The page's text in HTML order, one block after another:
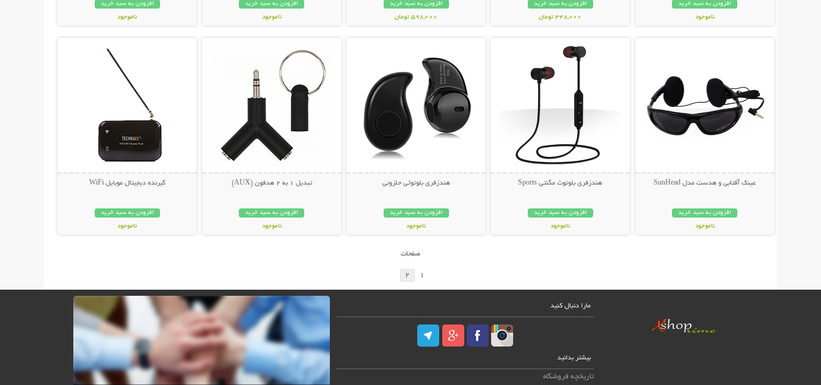
افزودن به سبد خرید
ناموجود
افزودن به سبد خرید
348,000 تومان
افزودن به سبد خرید
598,000 تومان
افزودن به سبد خرید
ناموجود
افزودن به سبد خرید
ناموجود
عینک آفتابی و هدست مدل SunHead
افزودن به سبد خرید
ناموجود
هندزفری بلوتوث مگنتی Sports
افزودن به سبد خرید
ناموجود
هندزفری بلوتوثی حلزونی
افزودن به سبد خرید
ناموجود
تبدیل 1 به 2 هدفون (AUX)
افزودن به سبد خرید
ناموجود
گیرنده دیجیتال موبایل WiFi
افزودن به سبد خرید
ناموجود
صفحات
1
2
مارا دنبال کنید
بیشتر بدانید
تاریخچه فروشگاه